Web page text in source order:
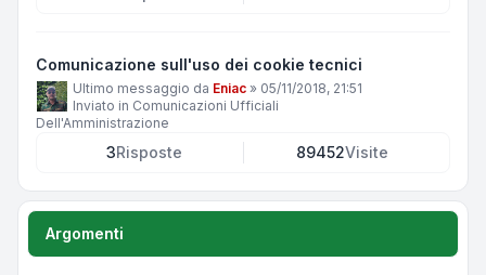
Comunicazione sull'uso dei cookie tecnici
Ultimo messaggio da Eniac » 05/11/2018, 21:51
Inviato in Comunicazioni Ufficiali
Dell'Amministrazione
3Risposte 89452Visite
Argomenti